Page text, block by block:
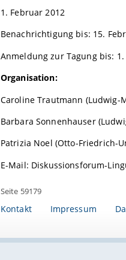
1. Februar 2012
Benachrichtigung bis: 15.
Anmeldung zur Tagung bis: 1.
Organisation:
Caroline Trautmann
Barbara Sonnenhauser
Patrizia Noel (Otto-Friedrich-
E-Mail: Diskussionsforum-
Seite 59179
Kontakt Impressum